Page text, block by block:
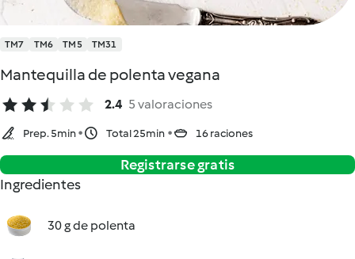
TM7 TM6 TM5 TM31
Mantequilla de polenta vegana
2.4 5 valoraciones
Prep. 5min Total 25min 16 raciones
Registrarse gratis
Ingredientes
30 g de polenta